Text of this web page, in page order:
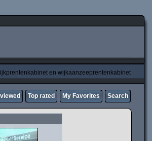
en wijkaanzeeprentenkabinet
Top rated My Favorites Search